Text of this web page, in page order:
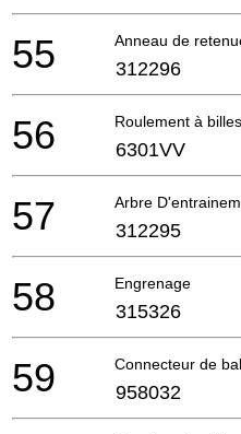
Anneau de
55 312296
Roulement à
56 6301VV
Arbre
57 312295
Engrenage
58 315326
Connecteur de
59 958032